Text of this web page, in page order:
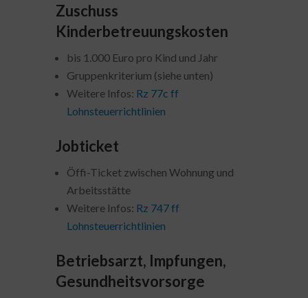
Zuschuss
Kinderbetreuungskosten
bis 1.000 Euro pro Kind und Jahr
Gruppenkriterium (siehe unten)
Weitere Infos: Rz 77c ff
Lohnsteuerrichtlinien
Jobticket
Öffi-Ticket zwischen Wohnung und
Arbeitsstätte
Weitere Infos: Rz 747 ff
Lohnsteuerrichtlinien
Betriebsarzt, Impfungen,
Gesundheitsvorsorge